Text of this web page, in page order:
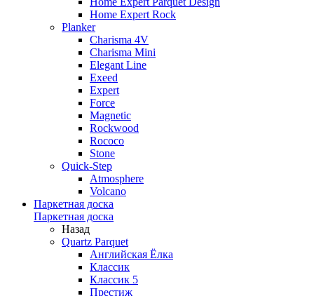
Home Expert Rock
Planker
Charisma 4V
Charisma Mini
Elegant Line
Exeed
Expert
Force
Magnetic
Rockwood
Rococo
Stone
Quick-Step
Atmosphere
Volcano
Паркетная доска
Паркетная доска
Назад
Quartz Parquet
Английская Ёлка
Классик
Классик 5
Престиж